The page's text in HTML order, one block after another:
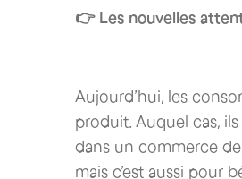
👉 Les nouvelles
Aujourd’hui, les
produit. Auquel cas,
dans un commerce
mais c’est aussi pour